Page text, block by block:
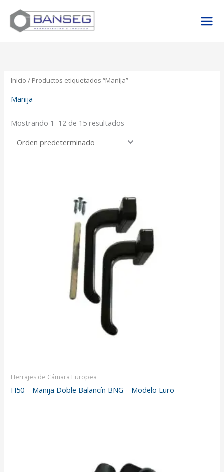
contenido
Inicio / Productos etiquetados “Manija”
Manija
Mostrando 1–12 de 15 resultados
Herrajes de Cámara Europea
H50 – Manija Doble Balancín BNG – Modelo Euro